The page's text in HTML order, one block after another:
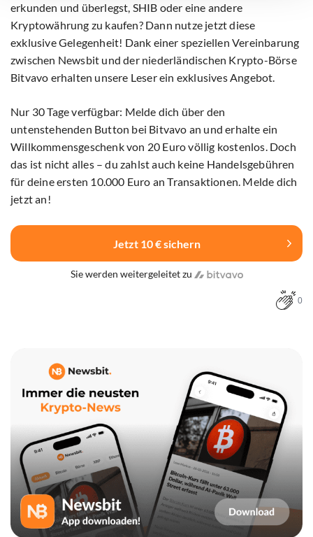
erkunden und überlegst, SHIB oder eine andere
Kryptowährung zu kaufen? Dann nutze jetzt diese
exklusive Gelegenheit! Dank einer speziellen Vereinbarung
zwischen Newsbit und der niederländischen Krypto-Börse
Bitvavo erhalten unsere Leser ein exklusives Angebot.
Nur 30 Tage verfügbar: Melde dich über den
untenstehenden Button bei Bitvavo an und erhalte ein
Willkommensgeschenk von 20 Euro völlig kostenlos. Doch
das ist nicht alles – du zahlst auch keine Handelsgebühren
für deine ersten 10.000 Euro an Transaktionen. Melde dich
jetzt an!
Jetzt 10 € sichern
Sie werden weitergeleitet zu
0